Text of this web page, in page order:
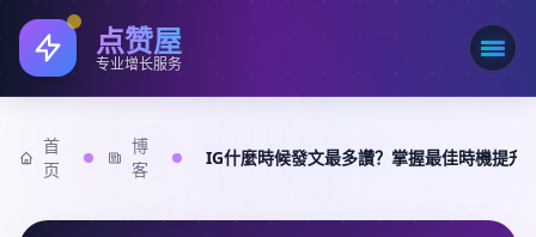
点赞屋
专业增长服务 打开
首
页
博
客
IG什麼時候發文最多讚？掌握最佳時機提升